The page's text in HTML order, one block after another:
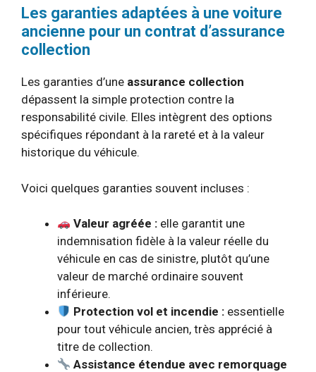
Les garanties adaptées à une voiture
ancienne pour un contrat d’assurance
collection
Les garanties d’une assurance collection
dépassent la simple protection contre la
responsabilité civile. Elles intègrent des options
spécifiques répondant à la rareté et à la valeur
historique du véhicule.
Voici quelques garanties souvent incluses :
Valeur agréée : elle garantit une
indemnisation fidèle à la valeur réelle du
véhicule en cas de sinistre, plutôt qu’une
valeur de marché ordinaire souvent
inférieure.
Protection vol et incendie : essentielle
pour tout véhicule ancien, très apprécié à
titre de collection.
Assistance étendue avec remorquage